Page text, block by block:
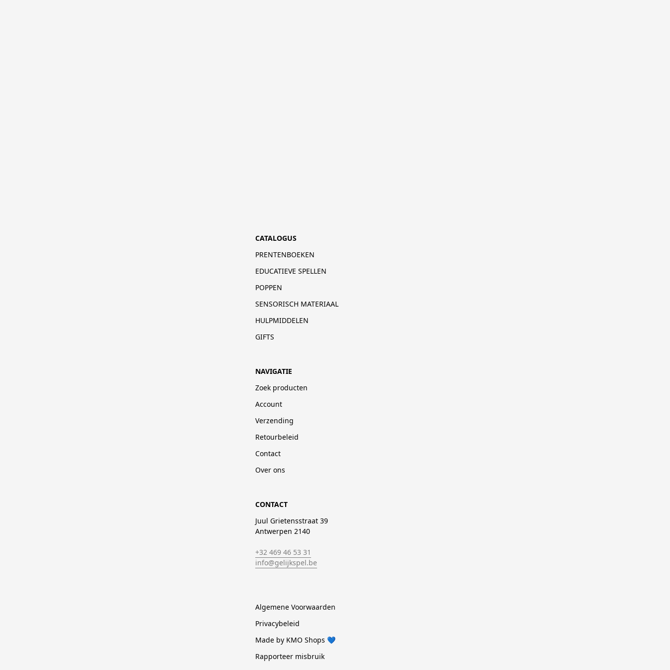
CATALOGUS
PRENTENBOEKEN
EDUCATIEVE SPELLEN
POPPEN
SENSORISCH MATERIAAL
HULPMIDDELEN
GIFTS
NAVIGATIE
Zoek producten
Account
Verzending
Retourbeleid
Contact
Over ons
CONTACT
Juul Grietensstraat 39
Antwerpen 2140
+32 469 46 53 31
info@gelijkspel.be
Algemene Voorwaarden
Privacybeleid
Made by KMO Shops 💙
Rapporteer misbruik